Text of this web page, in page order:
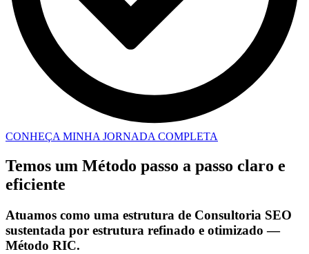
CONHEÇA MINHA JORNADA COMPLETA
Temos um Método passo a passo claro e
eficiente
Atuamos como uma estrutura de Consultoria SEO
sustentada por estrutura refinado e otimizado —
Método RIC.